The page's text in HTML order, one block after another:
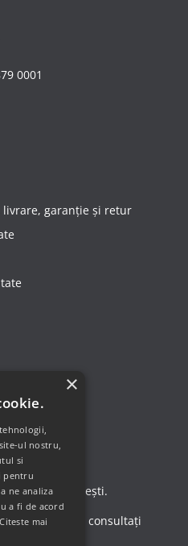
0001
livrare, garanție și retur
1, București.
vă rugăm să consultați
ul nostru,
si
pentru
ne analiza
a fi de acord
Citeste mai
×